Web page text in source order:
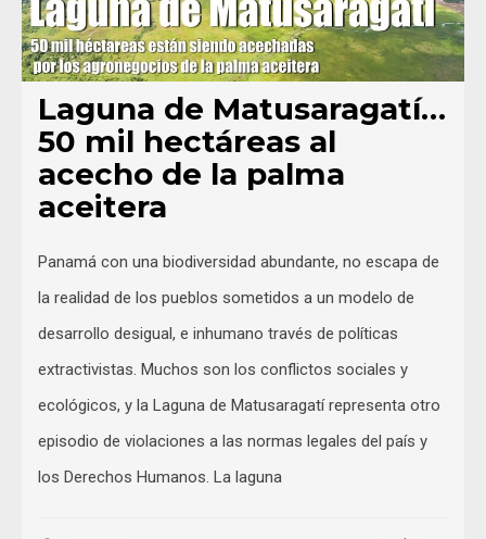
Laguna de Matusaragatí…
50 mil hectáreas al
acecho de la palma
aceitera
Panamá con una biodiversidad abundante, no escapa de
la realidad de los pueblos sometidos a un modelo de
desarrollo desigual, e inhumano través de políticas
extractivistas. Muchos son los conflictos sociales y
ecológicos, y la Laguna de Matusaragatí representa otro
episodio de violaciones a las normas legales del país y
los Derechos Humanos. La laguna